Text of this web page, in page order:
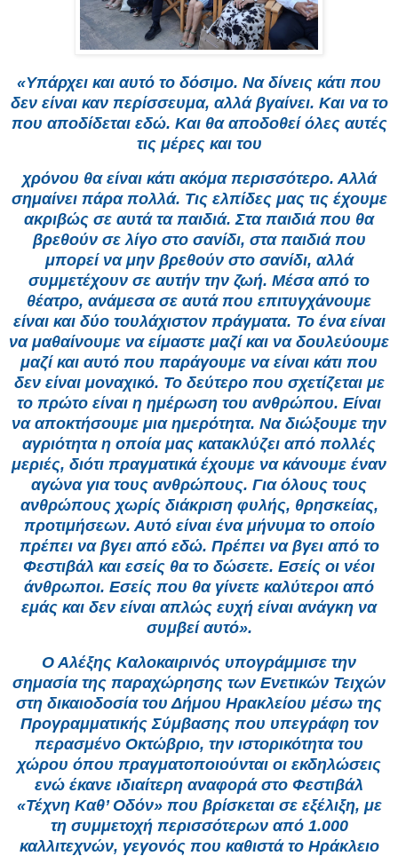
«Υπάρχει και αυτό το δόσιμο. Να δίνεις κάτι που
δεν είναι καν περίσσευμα, αλλά βγαίνει. Και να το
που αποδίδεται εδώ. Και θα αποδοθεί όλες αυτές
τις μέρες και του
χρόνου θα είναι κάτι ακόμα περισσότερο. Αλλά
σημαίνει πάρα πολλά. Τις ελπίδες μας τις έχουμε
ακριβώς σε αυτά τα παιδιά. Στα παιδιά που θα
βρεθούν σε λίγο στο σανίδι, στα παιδιά που
μπορεί να μην βρεθούν στο σανίδι, αλλά
συμμετέχουν σε αυτήν την ζωή. Μέσα από το
θέατρο, ανάμεσα σε αυτά που επιτυγχάνουμε
είναι και δύο τουλάχιστον πράγματα. Το ένα είναι
να μαθαίνουμε να είμαστε μαζί και να δουλεύουμε
μαζί και αυτό που παράγουμε να είναι κάτι που
δεν είναι μοναχικό. Το δεύτερο που σχετίζεται με
το πρώτο είναι η ημέρωση του ανθρώπου. Είναι
να αποκτήσουμε μια ημερότητα. Να διώξουμε την
αγριότητα η οποία μας κατακλύζει από πολλές
μεριές, διότι πραγματικά έχουμε να κάνουμε έναν
αγώνα για τους ανθρώπους. Για όλους τους
ανθρώπους χωρίς διάκριση φυλής, θρησκείας,
προτιμήσεων. Αυτό είναι ένα μήνυμα το οποίο
πρέπει να βγει από εδώ. Πρέπει να βγει από το
Φεστιβάλ και εσείς θα το δώσετε. Εσείς οι νέοι
άνθρωποι. Εσείς που θα γίνετε καλύτεροι από
εμάς και δεν είναι απλώς ευχή είναι ανάγκη να
συμβεί αυτό».
Ο Αλέξης Καλοκαιρινός υπογράμμισε την
σημασία της παραχώρησης των Ενετικών Τειχών
στη δικαιοδοσία του Δήμου Ηρακλείου μέσω της
Προγραμματικής Σύμβασης που υπεγράφη τον
περασμένο Οκτώβριο, την ιστορικότητα του
χώρου όπου πραγματοποιούνται οι εκδηλώσεις
ενώ έκανε ιδιαίτερη αναφορά στο Φεστιβάλ
«Τέχνη Καθ’ Οδόν» που βρίσκεται σε εξέλιξη, με
τη συμμετοχή περισσότερων από 1.000
καλλιτεχνών, γεγονός που καθιστά το Ηράκλειο